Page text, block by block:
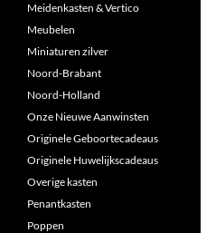
Meidenkasten & Vertico
Meubelen
Miniaturen zilver
Noord-Brabant
Noord-Holland
Onze Nieuwe Aanwinsten
Originele Geboortecadeaus
Originele Huwelijkscadeaus
Overige kasten
Penantkasten
Poppen